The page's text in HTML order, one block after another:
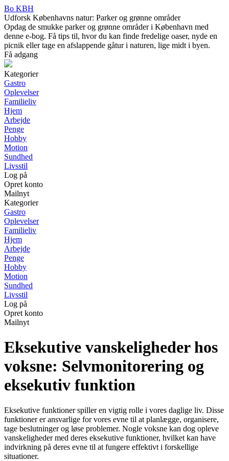
Bo KBH
Udforsk Københavns natur: Parker og grønne områder
Opdag de smukke parker og grønne områder i København med
denne e-bog. Få tips til, hvor du kan finde fredelige oaser, nyde en
picnik eller tage en afslappende gåtur i naturen, lige midt i byen.
Få adgang
Kategorier
Gastro
Oplevelser
Familieliv
Hjem
Arbejde
Penge
Hobby
Motion
Sundhed
Livsstil
Log på
Opret konto
Mailnyt
Kategorier
Gastro
Oplevelser
Familieliv
Hjem
Arbejde
Penge
Hobby
Motion
Sundhed
Livsstil
Log på
Opret konto
Mailnyt
Eksekutive vanskeligheder hos
voksne: Selvmonitorering og
eksekutiv funktion
Eksekutive funktioner spiller en vigtig rolle i vores daglige liv. Disse
funktioner er ansvarlige for vores evne til at planlægge, organisere,
tage beslutninger og løse problemer. Nogle voksne kan dog opleve
vanskeligheder med deres eksekutive funktioner, hvilket kan have
indvirkning på deres evne til at fungere effektivt i forskellige
situationer.